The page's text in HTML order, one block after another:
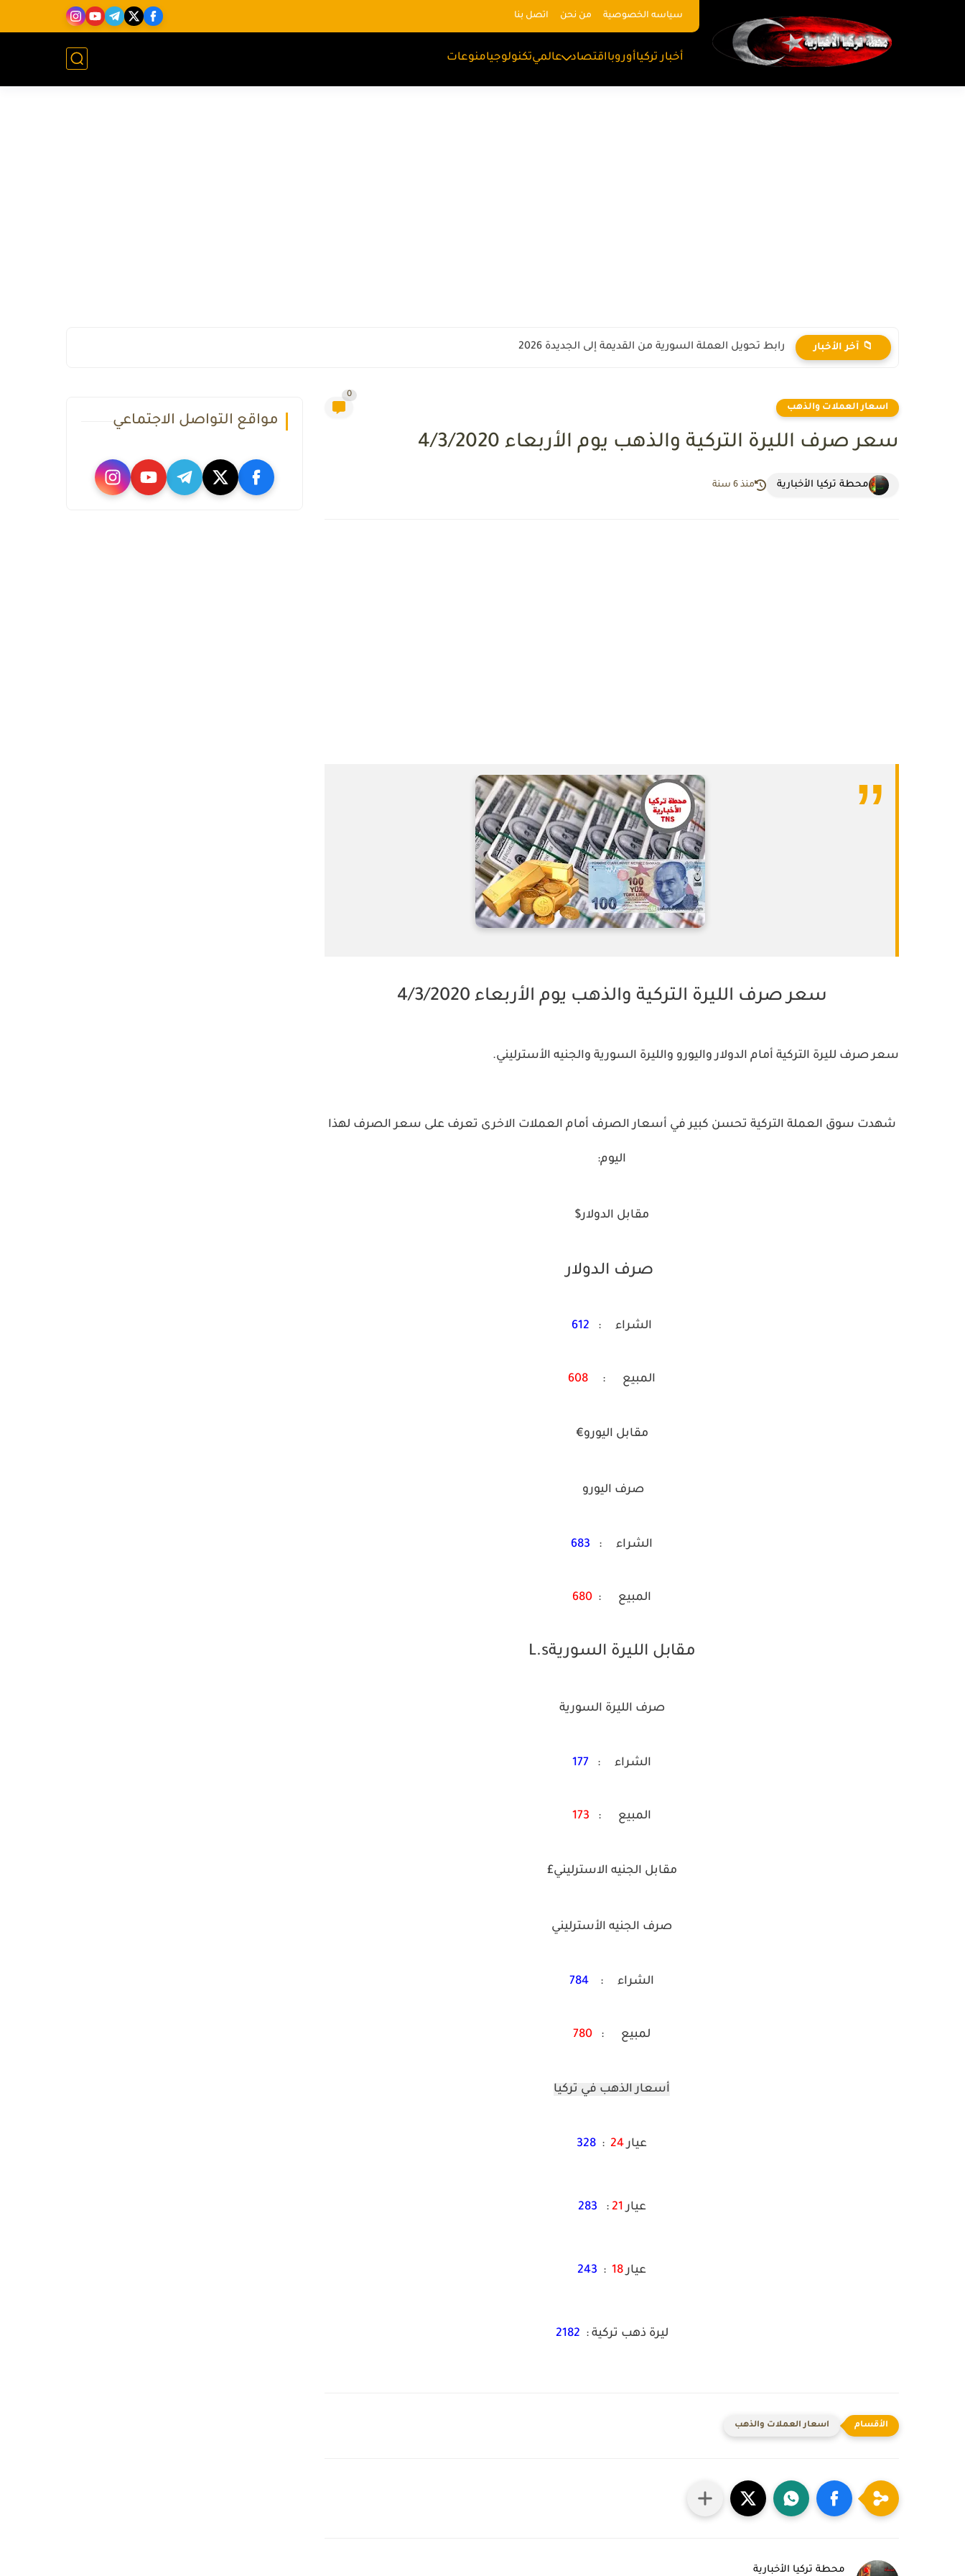
سياسه الخصوصية من نحن اتصل بنا
أخبار تركياأوروبااقتصاد عالميتكنولوجيامنوعات
📁 آخر الأخبار ماذا يعني رفع العقوبات على سوريا؟
اسعار العملات والذهب
0
سعر صرف الليرة التركية والذهب يوم الأربعاء 4/3/2020
محطة تركيا الأخبارية منذ 6 سنة
سعر صرف الليرة التركية والذهب يوم الأربعاء 4/3/2020
سعر صرف لليرة التركية أمام الدولار واليورو والليرة السورية والجنيه الأسترليني.
شهدت سوق العملة التركية تحسن كبير في أسعار الصرف أمام العملات الاخرى تعرف على سعر الصرف لهذا
اليوم:
مقابل الدولار$
صرف الدولار
الشراء :
المبيع : 608
مقابل اليورو€
صرف اليورو
الشراء :
المبيع : 680
مقابل الليرة السوريةL.s
صرف الليرة السورية
الشراء : 177
المبيع : 173
مقابل الجنيه الاسترليني£
صرف الجنيه الأسترليني
الشراء : 784
لمبيع : 780
أسعار الذهب في تركيا
عيار24
:
عيار21
:
283
عيار18
:
243
ليرة ذهب تركية : 2182
اسعار العملات والذهب
محطة تركيا الأخبارية
مواقع التواصل الاجتماعي